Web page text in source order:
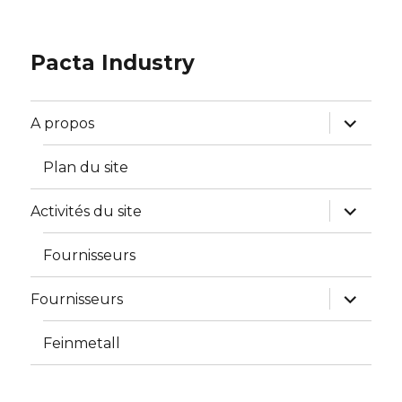
Pacta Industry
A propos
ouvrir
le
sous-
Plan du site
Activités du site
ouvrir
le
sous-
Fournisseurs
Fournisseurs
ouvrir
le
sous-
Feinmetall